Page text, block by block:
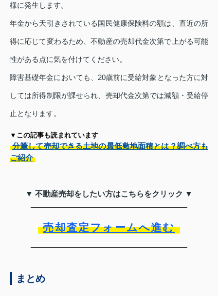
様に発生します。
年金から天引きされている国民健康保険料の額は、直近の所
得に応じて変わるため、不動産の売却代金次第で上がる可能
性がある点に気を付けてください。
障害基礎年金においても、20歳前に受給対象となった方に対
しては所得制限が課せられ、売却代金次第では減額・受給停
止となります。
▼この記事も読まれています
分筆して売却できる土地の最低敷地面積とは？調べ方も
ご紹介
▼ 不動産売却をしたい方はこちらをクリック ▼
売却査定フォームへ進む
まとめ